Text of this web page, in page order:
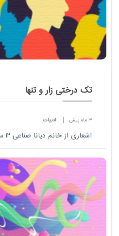
تک درختی زار و تنها
3 ماه پیش ادبیات
اشعاری از خانم دیانا صناعی ۱۲ ساله